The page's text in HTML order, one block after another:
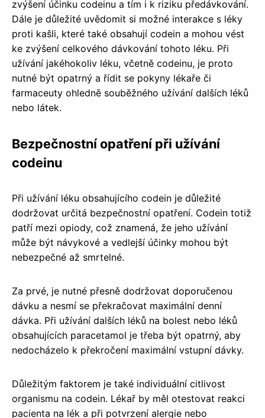
zvýšení účinku codeinu a tím i k riziku předávkování.
Dále je důležité uvědomit si možné interakce s léky
proti kašli, které také obsahují codein a mohou vést
ke zvýšení celkového dávkování tohoto léku. Při
užívání jakéhokoliv léku, včetně codeinu, je proto
nutné být opatrný a řídit se pokyny lékaře či
farmaceuty ohledně souběžného užívání dalších léků
nebo látek.
Bezpečnostní opatření při užívání
codeinu
Při užívání léku obsahujícího codein je důležité
dodržovat určitá bezpečnostní opatření. Codein totiž
patří mezi opiody, což znamená, že jeho užívání
může být návykové a vedlejší účinky mohou být
nebezpečné až smrtelné.
Za prvé, je nutné přesně dodržovat doporučenou
dávku a nesmí se překračovat maximální denní
dávka. Při užívání dalších léků na bolest nebo léků
obsahujících paracetamol je třeba být opatrný, aby
nedocházelo k překročení maximální vstupní dávky.
Důležitým faktorem je také individuální citlivost
organismu na codein. Lékař by měl otestovat reakci
pacienta na lék a při potvrzení alergie nebo